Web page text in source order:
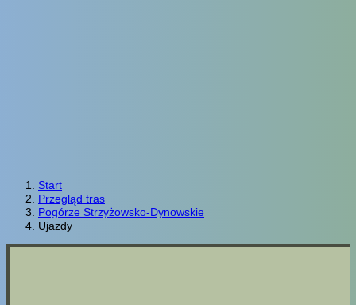
Start
Przegląd tras
Pogórze Strzyżowsko-Dynowskie
Ujazdy